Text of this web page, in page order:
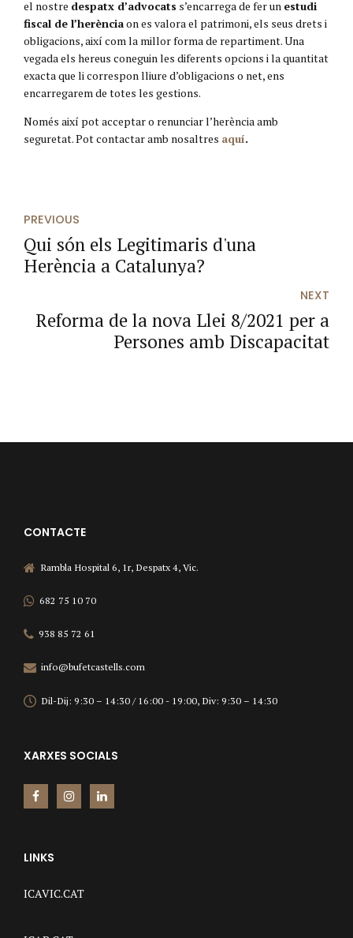
el nostre despatx d’advocats s’encarrega de fer un estudi
fiscal de l’herènciaon es valora el patrimoni, els seus drets i
obligacions, així com la millor forma de repartiment. Una
vegada els hereus coneguin les diferents opcions i la quantitat
exacta que li correspon lliure d’obligacions o net, ens
encarregarem de totes les gestions.
Només així pot acceptar o renunciar l’herència amb
seguretat. Pot contactar amb nosaltres aquí.
PREVIOUS
Qui són els Legitimaris d'una
Herència a Catalunya?
NEXT
Reforma de la nova Llei 8/2021 per a
Persones amb Discapacitat
CONTACTE
Rambla Hospital 6, 1r, Despatx 4, Vic.
682 75 10 70
938 85 72 61
info@bufetcastells.com
Dil-Dij: 9:30 – 14:30 / 16:00 - 19:00, Div: 9:30 – 14:30
XARXES SOCIALS
LINKS
ICAVIC.CAT